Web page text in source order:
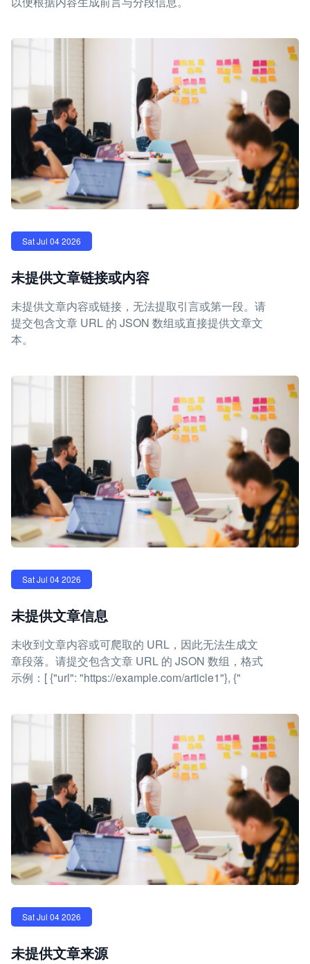
Sat Jul 04 2026
未提供文章链接或内容
未提供文章内容或链接，无法提取引言或第一段。请
提交包含文章 URL 的 JSON 数组或直接提供文章文
本。
Sat Jul 04 2026
未提供文章信息
未收到文章内容或可爬取的 URL，因此无法生成文
章段落。请提交包含文章 URL 的 JSON 数组，格式
示例：[ {"url": "https://example.com/article1"}, {"
Sat Jul 04 2026
未提供文章来源